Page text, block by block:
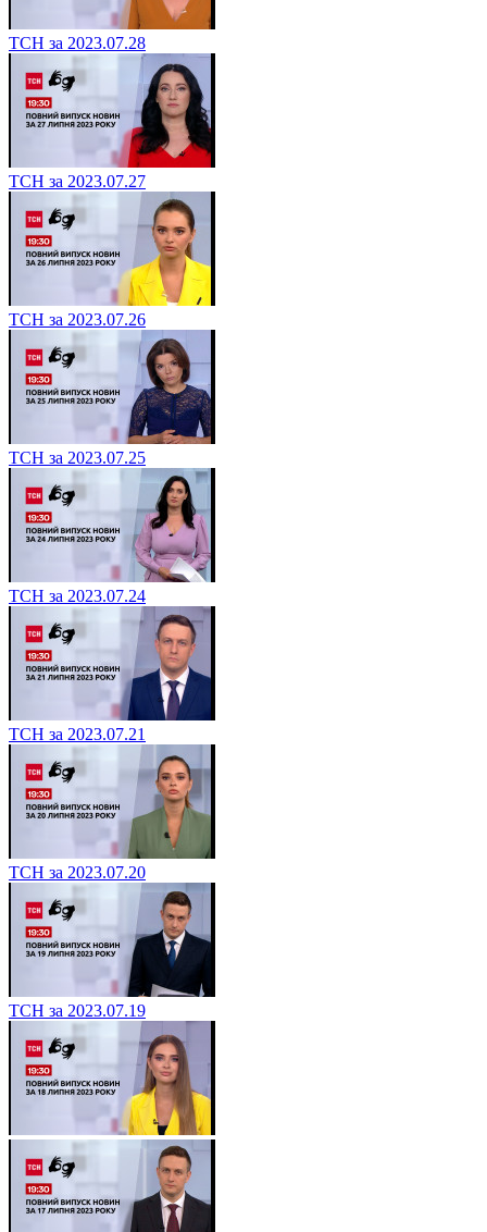
ТСН за 2023.07.28
ТСН за 2023.07.27
ТСН за 2023.07.26
ТСН за 2023.07.25
ТСН за 2023.07.24
ТСН за 2023.07.21
ТСН за 2023.07.20
ТСН за 2023.07.19